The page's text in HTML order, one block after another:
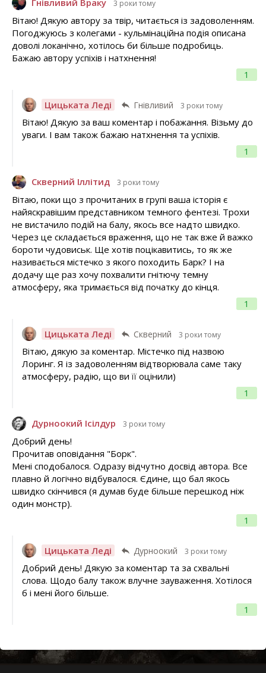
Гнівливий Враку 3 роки тому
1
Вітаю! Дякую автору за твір, читається із задоволенням.
Погоджуюсь з колегами - кульмінаційна подія описана
доволі локанічно, хотілось би більше подробиць.
Бажаю автору успіхів і натхнення!
Цицьката Леді Гнівливий 3 роки тому
1
Вітаю! Дякую за ваш коментар і побажання. Візьму до
уваги. І вам також бажаю натхнення та успіхів.
Скверний Іллітид 3 роки тому
1
Вітаю, поки що з прочитаних в групі ваша історія є
найяскравішим представником темного фентезі. Трохи
не вистачило подій на балу, якось все надто швидко.
Через це складається враження, що не так вже й важко
бороти чудовиськ. Ще хотів поцікавитись, то як же
називається містечко з якого походить Барк? І на
додачу ще раз хочу похвалити гнітючу темну
атмосферу, яка тримається від початку до кінця.
Цицьката Леді Скверний 3 роки тому
1
Вітаю, дякую за коментар. Містечко під назвою
Лоринг. Я із задоволенням відтворювала саме таку
атмосферу, радію, що ви її оцінили)
Дурноокий Ісілдур 3 роки тому
1
Добрий день!
Прочитав оповідання "Борк".
Мені сподобалося. Одразу відчутно досвід автора. Все
плавно й логічно відбувалося. Єдине, що бал якось
швидко скінчився (я думав буде більше перешкод ніж
один монстр).
Цицьката Леді Дурноокий 3 роки тому
1
Добрий день! Дякую за коментар та за схвальні
слова. Щодо балу також влучне зауваження. Хотілося
б і мені його більше.